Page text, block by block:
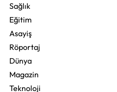
Sağlık
Eğitim
Asayiş
Röportaj
Dünya
Magazin
Teknoloji